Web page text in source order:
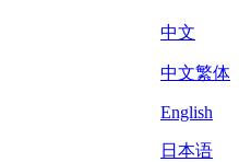
中文
中文繁体
English
日本语